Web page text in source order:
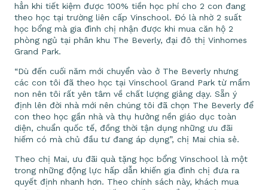
hẳn khi tiết kiệm được 100% tiền học phí cho 2 con đang
theo học tại trường liên cấp Vinschool. Đó là nhờ 2 suất
học bổng mà gia đình chị nhận được khi mua căn hộ 2
phòng ngủ tại phân khu The Beverly, đại đô thị Vinhomes
Grand Park.
“Dù đến cuối năm mới chuyển vào ở The Beverly nhưng
các con tôi đã theo học tại Vinschool Grand Park từ mầm
non nên tôi rất yên tâm về chất lượng giảng dạy. Sẵn ý
định lên đời nhà mới nên chúng tôi đã chọn The Beverly để
con theo học gần nhà và thụ hưởng nền giáo dục toàn
diện, chuẩn quốc tế, đồng thời tận dụng những ưu đãi
hiếm có mà chủ đầu tư đang áp dụng”, chị Mai chia sẻ.
Theo chị Mai, ưu đãi quà tặng học bổng Vinschool là một
trong những động lực hấp dẫn khiến gia đình chị đưa ra
quyết định nhanh hơn. Theo chính sách này, khách mua